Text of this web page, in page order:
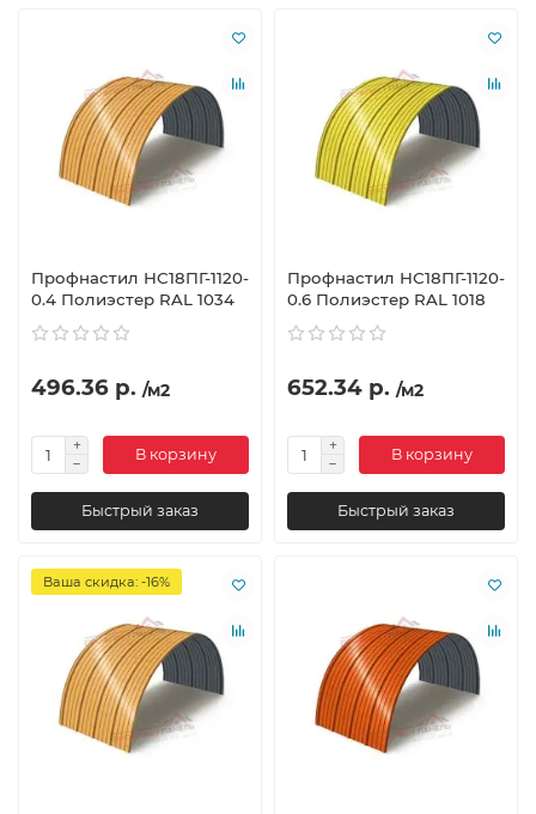
Профнастил НС18ПГ-1120-
0.4 Полиэстер RAL 1034
496.36 р. /м2
В корзину
Быстрый заказ
Профнастил НС18ПГ-1120-
0.6 Полиэстер RAL 1018
652.34 р. /м2
В корзину
Быстрый заказ
Ваша скидка: -16%